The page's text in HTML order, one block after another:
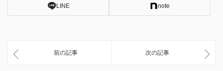
LINE note
前の記事 次の記事